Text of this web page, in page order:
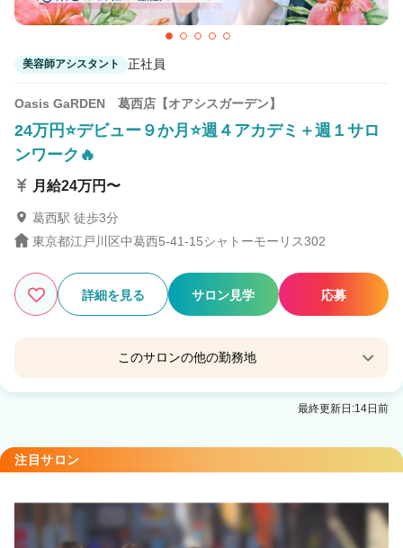
美容師アシスタント 正社員
Oasis GaRDEN 葛西店【オアシスガーデン】
24万円⭐デビュー９か月⭐週４アカデミ＋週１サロ
ンワーク🔥
月給24万円〜
葛西駅 徒歩3分
東京都江戸川区中葛西5-41-15シャトーモーリス302
詳細を見る サロン見学 応募
このサロンの他の勤務地
BUBBLES 久喜店
BUBBLES みずほ台店
長津田駅 徒歩3分
最終更新日:14日前
注目サロン